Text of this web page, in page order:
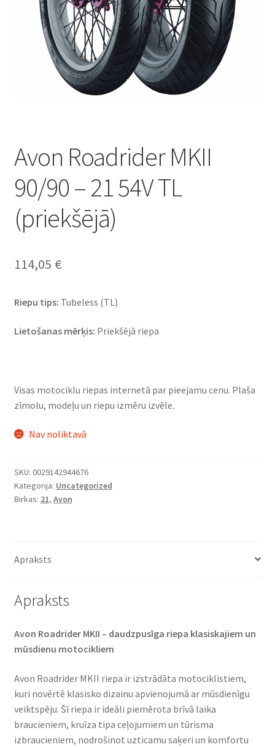
Avon Roadrider MKII
90/90 – 21 54V TL
(priekšējā)
114,05 €
Riepu tips: Tubeless (TL)
Lietošanas mērķis: Priekšējā riepa
Visas motociklu riepas internetā par pieejamu cenu. Plaša
zīmolu, modeļu un riepu izmēru izvēle.
Nav noliktavā
SKU: 0029142944676
Kategorija: Uncategorized
Birkas: 21, Avon
Apraksts
Apraksts
Avon Roadrider MKII – daudzpusīga riepa klasiskajiem un
mūsdienu motocikliem​
Avon Roadrider MKII riepa ir izstrādāta motociklistiem,
kuri novērtē klasisko dizainu apvienojumā ar mūsdienīgu
veiktspēju. Šī riepa ir ideāli piemērota brīvā laika
braucieniem, kruīza tipa ceļojumiem un tūrisma
izbraucieniem, nodrošinot uzticamu saķeri un komfortu